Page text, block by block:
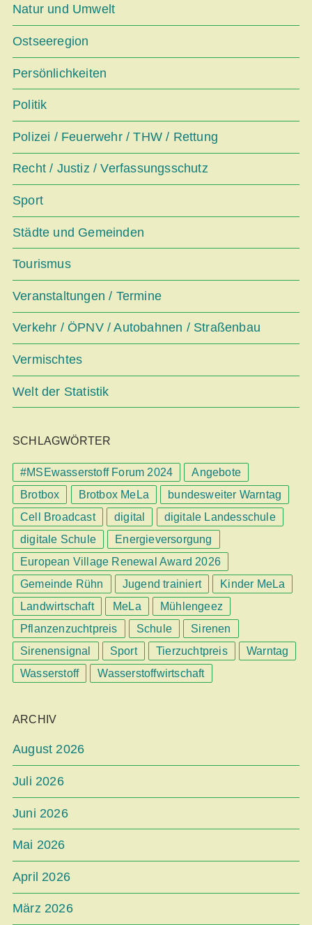
Natur und Umwelt
Ostseeregion
Persönlichkeiten
Politik
Polizei / Feuerwehr / THW / Rettung
Recht / Justiz / Verfassungsschutz
Sport
Städte und Gemeinden
Tourismus
Veranstaltungen / Termine
Verkehr / ÖPNV / Autobahnen / Straßenbau
Vermischtes
Welt der Statistik
SCHLAGWÖRTER
#MSEwasserstoff Forum 2024
Angebote
Brotbox
Brotbox MeLa
bundesweiter Warntag
Cell Broadcast
digital
digitale Landesschule
digitale Schule
Energieversorgung
European Village Renewal Award 2026
Gemeinde Rühn
Jugend trainiert
Kinder MeLa
Landwirtschaft
MeLa
Mühlengeez
Pflanzenzuchtpreis
Schule
Sirenen
Sirenensignal
Sport Tierzuchtpreis
Warntag
Wasserstoff
Wasserstoffwirtschaft
ARCHIV
August 2026
Juli 2026
Juni 2026
Mai 2026
April 2026
März 2026